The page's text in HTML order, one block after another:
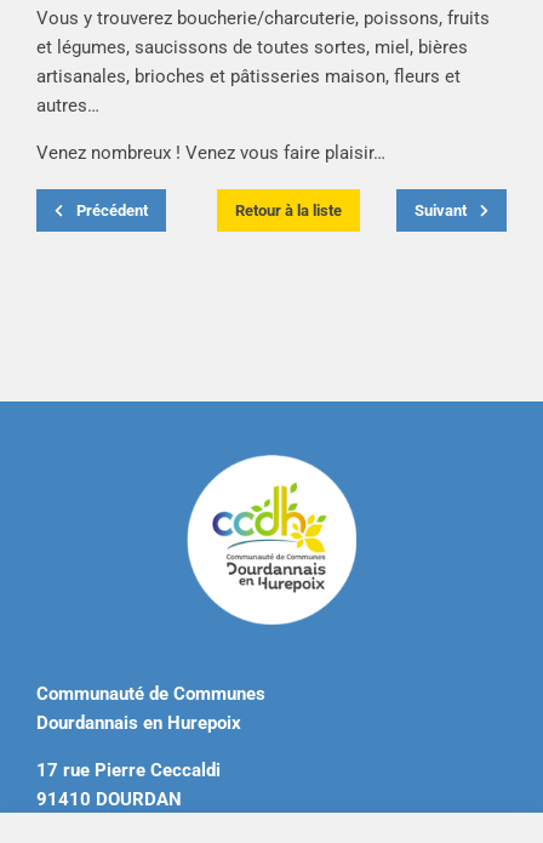
Vous y trouverez boucherie/charcuterie, poissons, fruits
et légumes, saucissons de toutes sortes, miel, bières
artisanales, brioches et pâtisseries maison, fleurs et
autres…
Venez nombreux ! Venez vous faire plaisir…
Précédent Retour à la liste Suivant
Communauté de Communes
Dourdannais en Hurepoix
17 rue Pierre Ceccaldi
91410 DOURDAN